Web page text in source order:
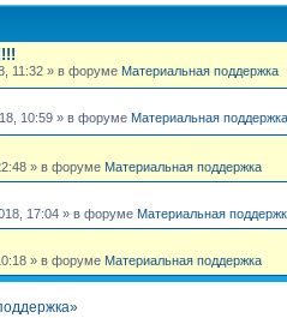
11:32 » в форуме Материальная поддержка
10:59 » в форуме Материальная поддержка
» в форуме Материальная поддержка
17:04 » в форуме Материальная
» в форуме Материальная поддержка